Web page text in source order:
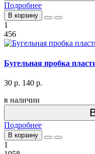
Подробнее
В корзину
1
456
Бугельная пробка
30 р. 140 р.
в наличии
Подробнее
В корзину
1